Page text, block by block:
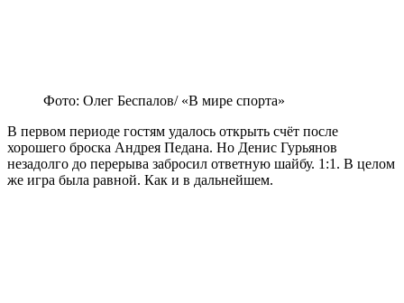
Фото: Олег Беспалов/ «В мире спорта»
В первом периоде гостям удалось открыть счёт после
хорошего броска Андрея Педана. Но Денис Гурьянов
незадолго до перерыва забросил ответную шайбу. 1:1. В целом
же игра была равной. Как и в дальнейшем.